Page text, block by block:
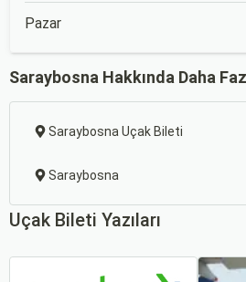
Pazar
Saraybosna Hakkında Daha
Saraybosna Uçak Bileti
Saraybosna
Uçak Bileti Yazıları